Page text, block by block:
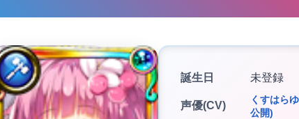
誕生日 未登録
声優(CV)
くすはら
公開)